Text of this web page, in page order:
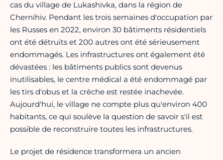
cas du village de Lukashivka, dans la région de
Chernihiv. Pendant les trois semaines d'occupation par
les Russes en 2022, environ 30 bâtiments résidentiels
ont été détruits et 200 autres ont été sérieusement
endommagés. Les infrastructures ont également été
dévastées : les bâtiments publics sont devenus
inutilisables, le centre médical a été endommagé par
les tirs d'obus et la crèche est restée inachevée.
Aujourd'hui, le village ne compte plus qu'environ 400
habitants, ce qui soulève la question de savoir s'il est
possible de reconstruire toutes les infrastructures.
Le projet de résidence transformera un ancien